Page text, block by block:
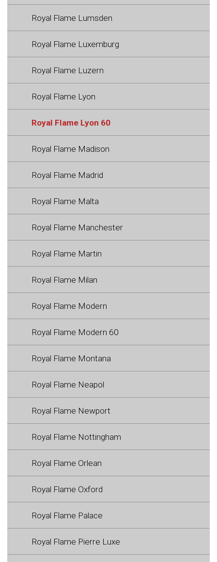
Royal Flame Lumsden
Royal Flame Luxemburg
Royal Flame Luzern
Royal Flame Lyon
Royal Flame Lyon 60
Royal Flame Madison
Royal Flame Madrid
Royal Flame Malta
Royal Flame Manchester
Royal Flame Martin
Royal Flame Milan
Royal Flame Modern
Royal Flame Modern 60
Royal Flame Montana
Royal Flame Neapol
Royal Flame Newport
Royal Flame Nottingham
Royal Flame Orlean
Royal Flame Oxford
Royal Flame Palace
Royal Flame Pierre Luxe